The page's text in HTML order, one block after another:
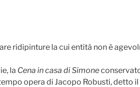
ridipinture la cui entità non è
la Cena in casa di Simone
opera di Jacopo Robusti, detto